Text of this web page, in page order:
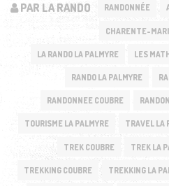
PAR LA RANDO RANDONNÉE
CHARENTE-
LA RANDO LA PALMYRE LES
RANDO LA PALMYRE
RANDONNEE COUBRE
TOURISME LA PALMYRE TRAVEL LA
TREK COUBRE TREK LA
TREKKING COUBRE TREKKING LA